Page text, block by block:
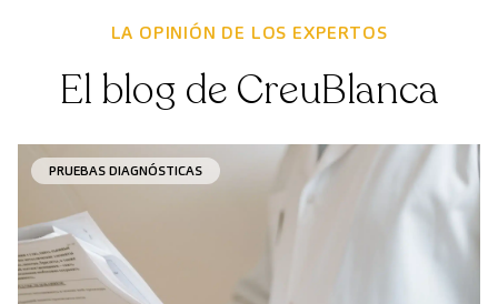
LA OPINIÓN DE LOS EXPERTOS
El blog de CreuBlanca
PRUEBAS DIAGNÓSTICAS